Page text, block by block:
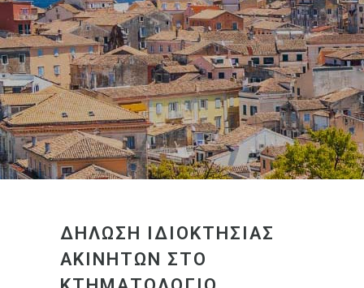
ΔΗΛΩΣΗ ΙΔΙΟΚΤΗΣΙΑΣ
ΑΚΙΝΗΤΩΝ ΣΤΟ